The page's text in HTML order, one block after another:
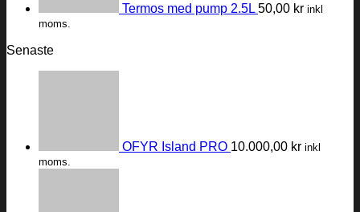
Termos med pump 2.5L 50,00 kr inkl
moms.
Senaste
OFYR Island PRO 10.000,00 kr inkl
moms.